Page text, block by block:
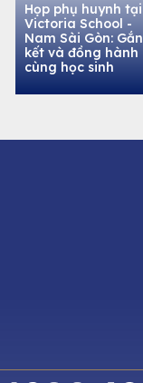
Họp phụ huynh tại
Victoria School -
Nam Sài Gòn: Gắn
kết và đồng hành
cùng học sinh